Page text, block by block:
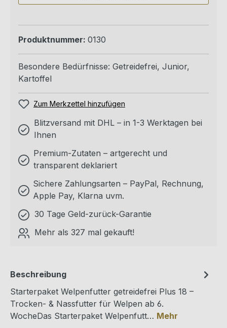
Produktnummer: 0130
Besondere Bedürfnisse: Getreidefrei, Junior,
Kartoffel
Zum Merkzettel hinzufügen
Blitzversand mit DHL – in 1-3 Werktagen bei
Ihnen
Premium-Zutaten – artgerecht und
transparent deklariert
Sichere Zahlungsarten – PayPal, Rechnung,
Apple Pay, Klarna uvm.
30 Tage Geld-zurück-Garantie
Mehr als 327 mal gekauft!
Beschreibung
Starterpaket Welpenfutter getreidefrei Plus 18 –
Trocken- & Nassfutter für Welpen ab 6.
WocheDas Starterpaket Welpenfutt… Mehr